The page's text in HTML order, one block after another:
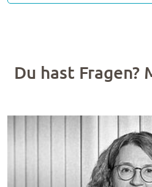
Du hast Fragen?